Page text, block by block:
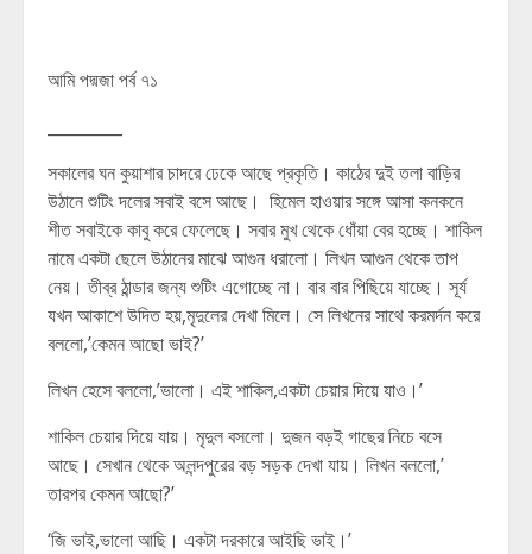
আমি পদ্মজা পর্ব ৭১
সকালের ঘন কুয়াশার চাদরে ঢেকে আছে প্রকৃতি। কাঠের দুই তলা বাড়ির
উঠানে শুটিং দলের সবাই বসে আছে। হিমেল হাওয়ার সঙ্গে আসা কনকনে
শীত সবাইকে কাবু করে ফেলেছে। সবার মুখ থেকে ধোঁয়া বের হচ্ছে। শাকিল
নামে একটা ছেলে উঠানের মাঝে আগুন ধরালো। লিখন আগুন থেকে তাপ
নেয়। তীব্র ঠান্ডার জন্য শুটিং এগোচ্ছে না। বার বার পিছিয়ে যাচ্ছে। সূর্য
যখন আকাশে উদিত হয়,মৃদুলের দেখা মিলে। সে লিখনের সাথে করমর্দন করে
বললো,’কেমন আছো ভাই?’
লিখন হেসে বললো,’ভালো। এই শাকিল,একটা চেয়ার দিয়ে যাও।’
শাকিল চেয়ার দিয়ে যায়। মৃদুল বসলো। দুজন বড়ই গাছের নিচে বসে
আছে। সেখান থেকে অলন্দপুরের বড় সড়ক দেখা যায়। লিখন বললো,’
তারপর কেমন আছো?’
‘জি ভাই,ভালো আছি। একটা দরকারে আইছি ভাই।’